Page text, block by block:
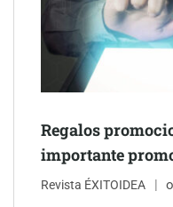
NOVA: innovación y
mano de Tormo Franquicias
Regalos
importante
Revista ÉXITOIDEA